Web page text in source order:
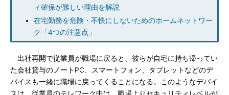
ィ確保が難しい理由を解説
在宅勤務を危険・不快にしないためのホームネットワー
ク「4つの注意点」
出社再開で従業員が職場に戻ると、彼らが自宅に持ち帰ってい
た会社貸与のノートPC、スマートフォン、タブレットなどのデ
バイスも一緒に職場に戻ってくることになる。このようなデバイ